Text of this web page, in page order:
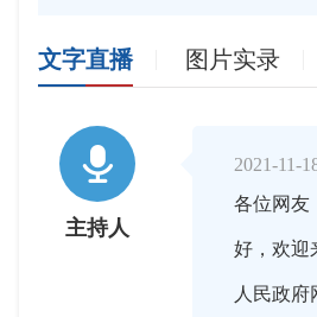
文字直播 图片实录

主持人
2021-11-
各位网友
好，欢迎
人民政